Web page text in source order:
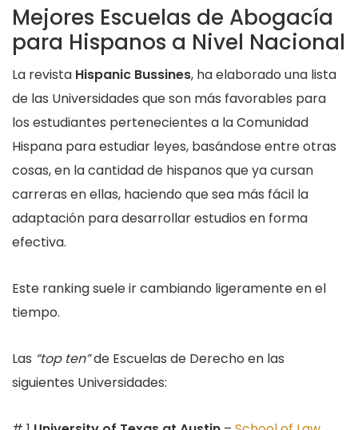
Mejores Escuelas de Abogacía
para Hispanos a Nivel Nacional
La revista Hispanic Bussines, ha elaborado una lista
de las Universidades que son más favorables para
los estudiantes pertenecientes a la Comunidad
Hispana para estudiar leyes, basándose entre otras
cosas, en la cantidad de hispanos que ya cursan
carreras en ellas, haciendo que sea más fácil la
adaptación para desarrollar estudios en forma
efectiva.
Este ranking suele ir cambiando ligeramente en el
tiempo.
Las “top ten”de Escuelas de Derecho en las
siguientes Universidades: